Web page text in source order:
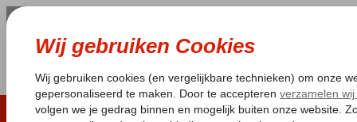
LAST MINUTE ZOMER 2026